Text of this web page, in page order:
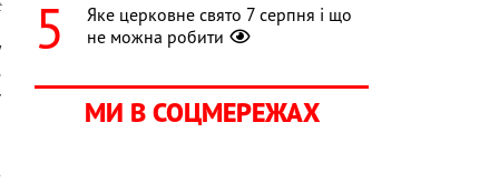
Яке церковне свято 7 серпня і що
не можна робити
МИ В СОЦМЕРЕЖАХ